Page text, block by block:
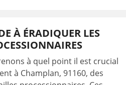
À ÉRADIQUER LES
à quel point il est crucial
à Champlan, 91160, des